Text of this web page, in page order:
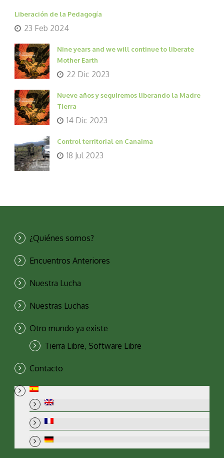
Liberación de la Pedagogía
23 Feb 2024
Nine years and we will continue to liberate
Mother Earth
22 Dic 2023
Nueve años y seguiremos liberando la Madre
Tierra
14 Dic 2023
Control territorial en Canaima
18 Jul 2023
¿Quiénes somos?
Encuentros Anteriores
Nuestra Lucha
Nuestras Luchas
Otro mundo ya existe
Tierra Libre, Software Libre
Contacto